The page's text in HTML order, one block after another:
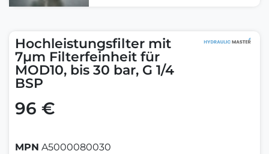
Hochleistungsfilter mit
7µm Filterfeinheit für
MOD10, bis 30 bar, G 1/4
BSP
96 €
MPN A5000080030